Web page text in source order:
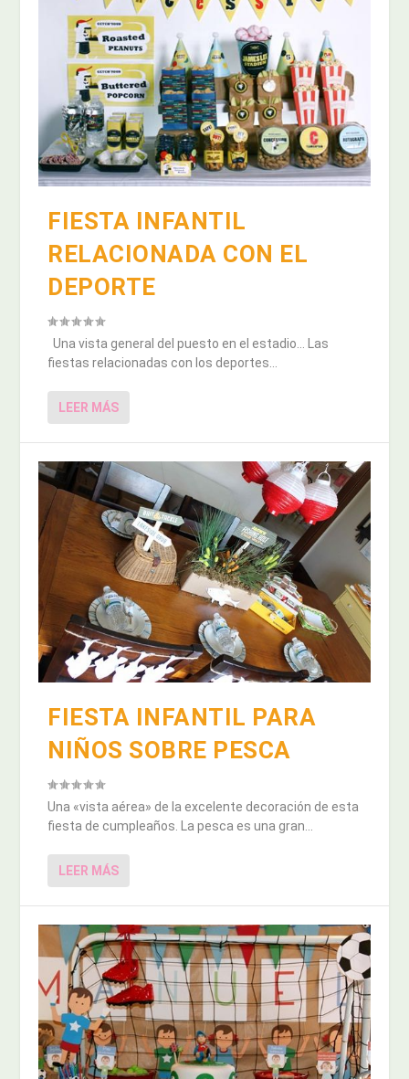
FIESTA INFANTIL
RELACIONADA CON EL
DEPORTE
Una vista general del puesto en el estadio… Las
fiestas relacionadas con los deportes...
LEER MÁS
FIESTA INFANTIL PARA
NIÑOS SOBRE PESCA
Una «vista aérea» de la excelente decoración de esta
fiesta de cumpleaños. La pesca es una gran...
LEER MÁS